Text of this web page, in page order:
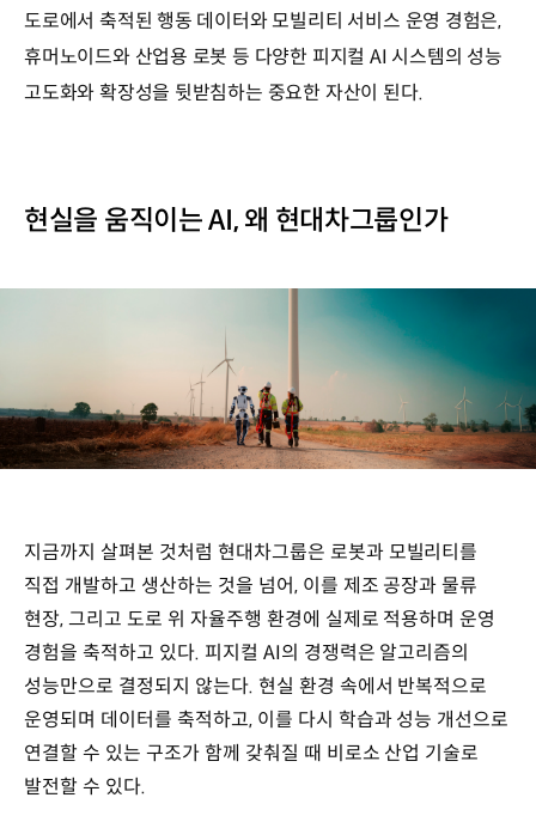
도로에서 축적된 행동 데이터와 모빌리티 서비스 운영 경험은,
휴머노이드와 산업용 로봇 등 다양한 피지컬 AI 시스템의 성능
고도화와 확장성을 뒷받침하는 중요한 자산이 된다.
현실을 움직이는 AI, 왜 현대차그룹인가
지금까지 살펴본 것처럼 현대차그룹은 로봇과 모빌리티를
직접 개발하고 생산하는 것을 넘어, 이를 제조 공장과 물류
현장, 그리고 도로 위 자율주행 환경에 실제로 적용하며 운영
경험을 축적하고 있다. 피지컬 AI의 경쟁력은 알고리즘의
성능만으로 결정되지 않는다. 현실 환경 속에서 반복적으로
운영되며 데이터를 축적하고, 이를 다시 학습과 성능 개선으로
연결할 수 있는 구조가 함께 갖춰질 때 비로소 산업 기술로
발전할 수 있다.